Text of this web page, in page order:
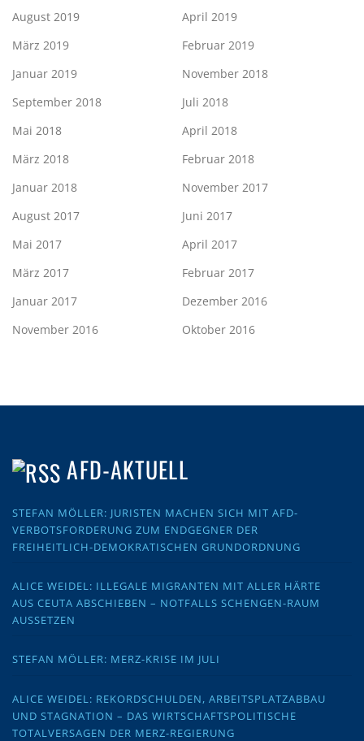
August 2019
April 2019
März 2019
Februar 2019
Januar 2019
November 2018
September 2018
Juli 2018
Mai 2018
April 2018
März 2018
Februar 2018
Januar 2018
November 2017
August 2017
Juni 2017
Mai 2017
April 2017
März 2017
Februar 2017
Januar 2017
Dezember 2016
November 2016
Oktober 2016
AFD-AKTUELL
STEFAN MÖLLER: JURISTEN MACHEN SICH MIT AFD-
VERBOTSFORDERUNG ZUM ENDGEGNER DER
FREIHEITLICH-DEMOKRATISCHEN GRUNDORDNUNG
ALICE WEIDEL: ILLEGALE MIGRANTEN MIT ALLER HÄRTE
AUS CEUTA ABSCHIEBEN – NOTFALLS SCHENGEN-RAUM
AUSSETZEN
STEFAN MÖLLER: MERZ-KRISE IM JULI
ALICE WEIDEL: REKORDSCHULDEN, ARBEITSPLATZABBAU
UND STAGNATION – DAS WIRTSCHAFTSPOLITISCHE
TOTALVERSAGEN DER MERZ-REGIERUNG